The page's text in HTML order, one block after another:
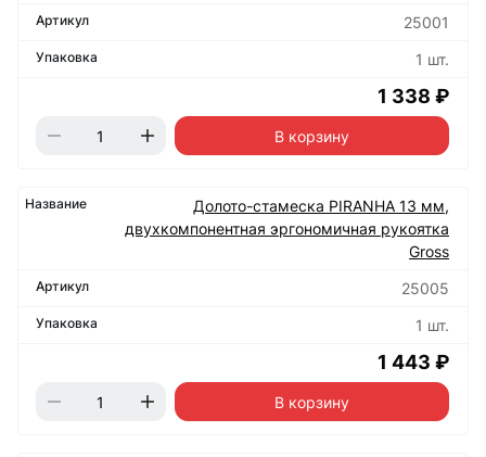
25001
1 шт.
1 338 ₽
В корзину
Долото-стамеска PIRANHA 13 мм,
двухкомпонентная эргономичная рукоятка
Gross
25005
1 шт.
1 443 ₽
В корзину